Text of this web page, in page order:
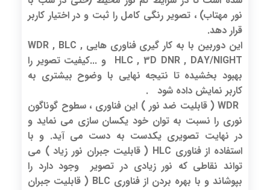
نور مهتاب) ، تصویر رنگی کامل را ثبت و در اختیار کاربر
قرار دهد.
این دوربین با به کار گیری فناوری هایی WDR , BLC ,
HLC , 3D DNR , DAY/NIGHT و ...کیفیت تصویر را
بهبود بخشیده تا نتیجه نهایی با وضوح بیشتری به
کاربر نمایش داده شود .
WDR ( قابلیت ضد نور ) این فناوری ، سطوح گوناگون
نوری را نسبت به توان خود یکسان سازی می نماید و
در نهایت تصویری یکدست به دست می آید. و با
استفاده از فناوری HLC ( قابلیت جبران نور زیاد ) می
تواند نقاطی که نور زیادی در تصویر وجود دارد را
بپوشاند و با بهره بردن از فناوری BLC ( قابلیت جبران